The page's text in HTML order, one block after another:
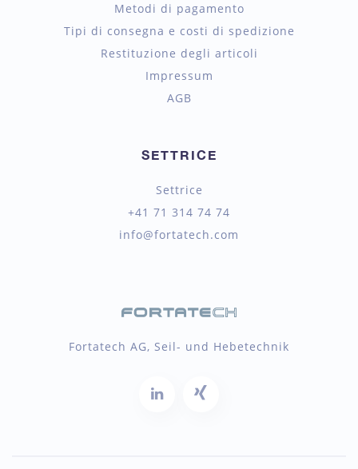
Metodi di pagamento
Tipi di consegna e costi di spedizione
Restituzione degli articoli
Impressum
AGB
SETTRICE
Settrice
+41 71 314 74 74
info@fortatech.com
Fortatech AG, Seil- und Hebetechnik